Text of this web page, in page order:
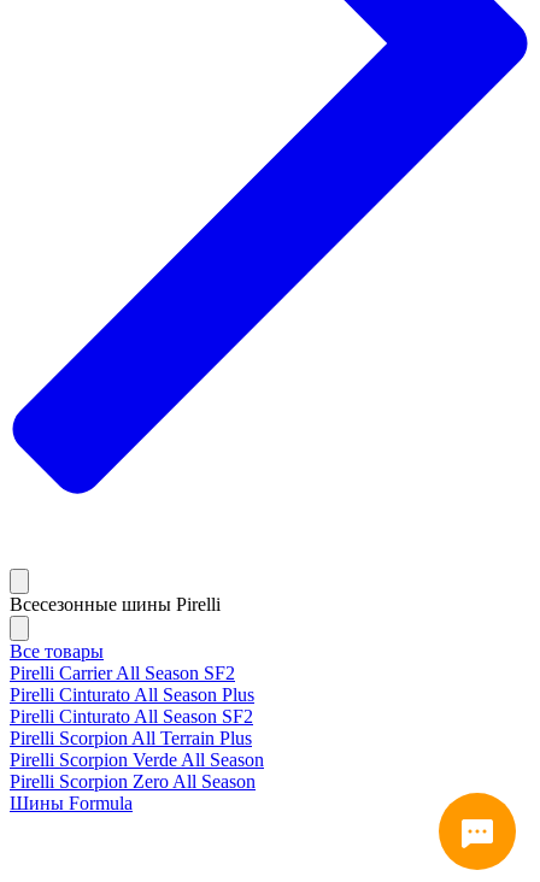
Всесезонные шины Pirelli
Все товары
Pirelli Carrier All Season SF2
Pirelli Cinturato All Season Plus
Pirelli Cinturato All Season SF2
Pirelli Scorpion All Terrain Plus
Pirelli Scorpion Verde All Season
Pirelli Scorpion Zero All Season
Шины Formula